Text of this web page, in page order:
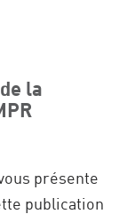
la
présente
publication